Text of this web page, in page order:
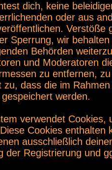
dich, keine
oder aus
Verstöße
Sperrung, wir
Behörden
und Moderatoren
zu entfernen,
zu, dass die im
werden.
verwendet
Cookies enthalten
ausschließlich
der Registrierung und